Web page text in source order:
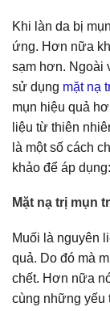
Khi làn da bị
ứng. Hơn nữa
sạm hơn. Ngoài
sử dụng mặt nạ
mụn hiệu quả
liệu từ thiên
là một số cách
khảo để áp dụng:
Mặt nạ trị mụn
Muối là nguyên
quả. Do đó mà
chết. Hơn nữa
cùng những yếu